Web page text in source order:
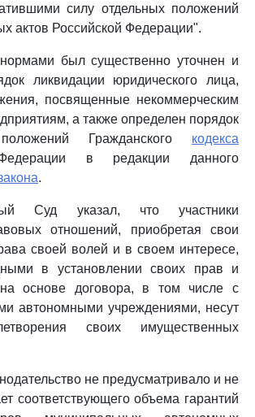
силу отдельных положений
актов Российской Федерации".
был существенно уточнен и
ликвидации юридического лица,
посвященные некоммерческим
а также определен порядок
Гражданского кодекса
в редакции данного
.
Суд указал, что участники
отношений, приобретая свои
своей волей и в своем интересе,
в установлении своих прав и
на основе договора, в том числе с
автономными учреждениями, несут
своих имущественных
не предусматривало и не
соответствующего объема гарантий